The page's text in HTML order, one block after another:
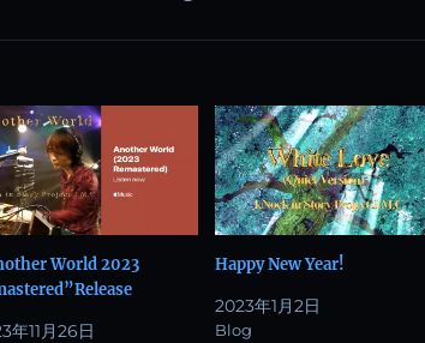
World 2023
年11月26日
Happy New Year!
2023年1月2日
Blog